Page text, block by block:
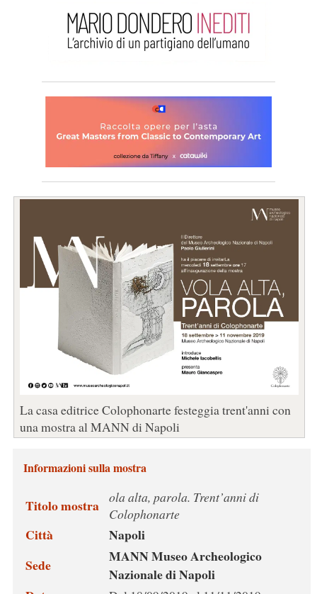
La casa editrice Colophonarte festeggia trent'anni con
una mostra al MANN di Napoli
Informazioni sulla mostra
Titolo mostra ola alta, parola. Trent’anni di
Colophonarte
Città
Napoli
Sede
MANN Museo Archeologico
Nazionale di Napoli